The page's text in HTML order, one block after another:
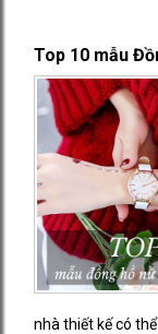
Top 10 mẫu
nhà thiết kế có